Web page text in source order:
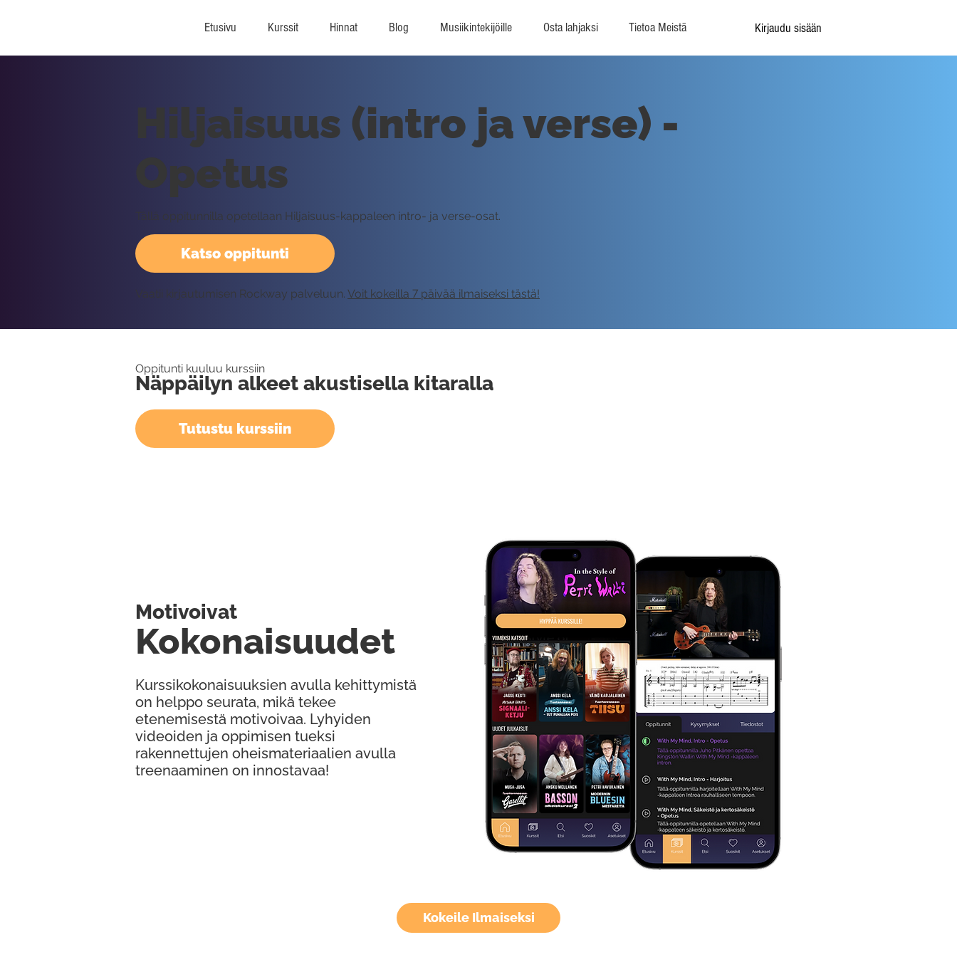
Etusivu Kurssit Hinnat Blog Musiikintekijöille Osta lahjaksi Tietoa Meistä Kirjaudu sisään
Kokeile Ilmaiseksi
Katso oppitunti
Hiljaisuus (intro ja verse) -
Opetus
Tällä oppitunnilla opetellaan Hiljaisuus-kappaleen intro- ja verse-osat.
Vaatii kirjautumisen Rockway palveluun. Voit kokeilla 7 päivää ilmaiseksi tästä!
Oppitunti kuuluu kurssiin
Näppäilyn alkeet akustisella kitaralla
Tutustu kurssiin
Kurssikokonaisuuksien avulla kehittymistä
on helppo seurata, mikä tekee
etenemisestä motivoivaa. Lyhyiden
videoiden ja oppimisen tueksi
rakennettujen oheismateriaalien avulla
treenaaminen on innostavaa!
Kokonaisuudet
Motivoivat